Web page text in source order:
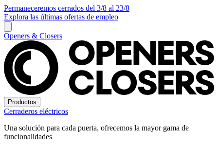
Permaneceremos cerrados del 3/8 al 23/8
Explora las últimas ofertas de empleo
Openers & Closers
Productos
Cerraderos eléctricos
Una solución para cada puerta, ofrecemos la mayor gama de
funcionalidades